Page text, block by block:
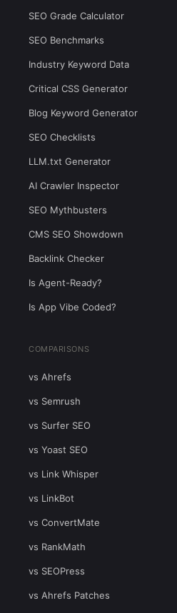
SEO Grade Calculator
SEO Benchmarks
Industry Keyword Data
Critical CSS Generator
Blog Keyword Generator
SEO Checklists
LLM.txt Generator
AI Crawler Inspector
SEO Mythbusters
CMS SEO Showdown
Backlink Checker
Is Agent-Ready?
Is App Vibe Coded?
COMPARISONS
vs Ahrefs
vs Semrush
vs Surfer SEO
vs Yoast SEO
vs Link Whisper
vs LinkBot
vs ConvertMate
vs RankMath
vs SEOPress
vs Ahrefs Patches